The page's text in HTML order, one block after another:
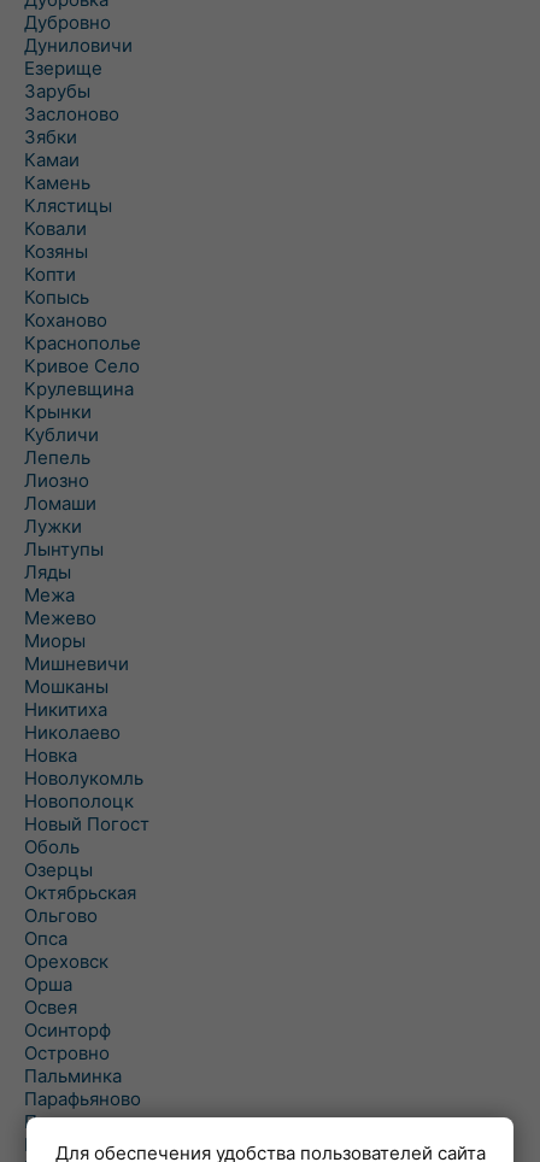
Дубровно
Дуниловичи
Езерище
Зарубы
Заслоново
Зябки
Камаи
Камень
Клястицы
Ковали
Козяны
Копти
Копысь
Коханово
Краснополье
Кривое Село
Крулевщина
Крынки
Кубличи
Лепель
Лиозно
Ломаши
Лужки
Лынтупы
Ляды
Межа
Межево
Миоры
Мишневичи
Мошканы
Никитиха
Николаево
Новка
Новолукомль
Новополоцк
Новый Погост
Оболь
Озерцы
Октябрьская
Ольгово
Опса
Ореховск
Орша
Освея
Осинторф
Островно
Пальминка
Парафьяново
Плисса
ПовятьеДля обеспечения удобства пользователей сайта